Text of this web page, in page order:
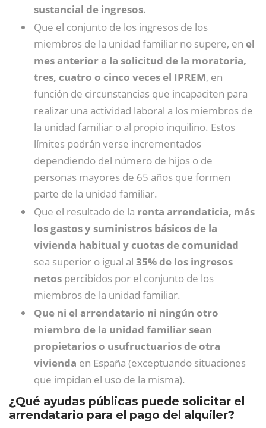
sustancial de ingresos.
Que el conjunto de los ingresos de los
miembros de la unidad familiar no supere, en el
mes anterior a la solicitud de la moratoria,
tres, cuatro o cinco veces el IPREM, en
función de circunstancias que incapaciten para
realizar una actividad laboral a los miembros de
la unidad familiar o al propio inquilino. Estos
límites podrán verse incrementados
dependiendo del número de hijos o de
personas mayores de 65 años que formen
parte de la unidad familiar.
Que el resultado de la renta arrendaticia, más
los gastos y suministros básicos de la
vivienda habitual y cuotas de comunidad
sea superior o igual al 35% de los ingresos
netos percibidos por el conjunto de los
miembros de la unidad familiar.
Que ni el arrendatario ni ningún otro
miembro de la unidad familiar sean
propietarios o usufructuarios de otra
vivienda en España (exceptuando situaciones
que impidan el uso de la misma).
¿Qué ayudas públicas puede solicitar el
arrendatario para el pago del alquiler?